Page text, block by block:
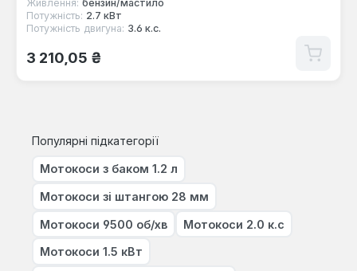
Живлення: бензин/мастило
Потужність: 2.7 кВт
Потужність двигуна: 3.6 к.с.
Звичайна ціна:
3 210,05 ₴
Популярні підкатегорії
Мотокоси з баком 1.2 л
Мотокоси зі штангою 28 мм
Мотокоси 9500 об/хв Мотокоси 2.0 к.с
Мотокоси 1.5 кВт